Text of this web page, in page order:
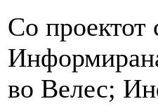
Со проектот
во Велес;